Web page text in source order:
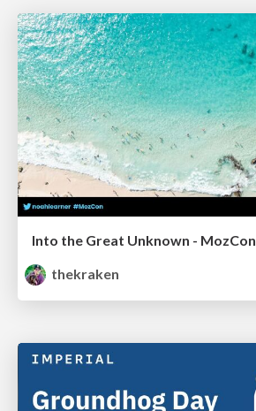
Into the Great Unknown - MozCon
thekraken